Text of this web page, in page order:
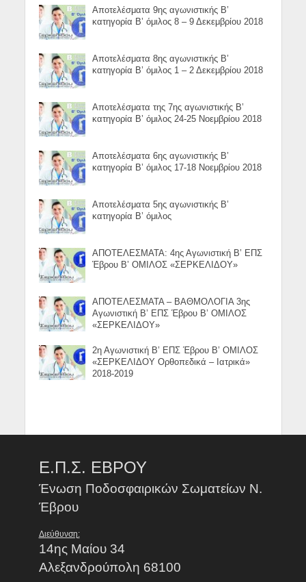
Αποτελέσματα 9ης αγωνιστικής Β’
κατηγορία Β’ όμιλος 8 – 9 Δεκεμβρίου 2018
Αποτελέσματα 8ης αγωνιστικής Β’
κατηγορία Β’ όμιλος 1 – 2 Δεκεμβρίου 2018
Αποτελέσματα της 7ης αγωνιστικής Β’
κατηγορία Β’ όμιλος 24-25 Νοεμβρίου 2018
Αποτελέσματα 6ης αγωνιστικής Β’
κατηγορία Β’ όμιλος 17-18 Νοεμβρίου 2018
Αποτελέσματα 5ης αγωνιστικής Β’
κατηγορία Β’ όμιλος
ΑΠΟΤΕΛΕΣΜΑΤΑ: 4ης Αγωνιστική Β’ ΕΠΣ
Έβρου Β’ ΟΜΙΛΟΣ «ΣΕΡΚΕΛΙΔΟΥ»
ΑΠΟΤΕΛΕΣΜΑΤΑ – ΒΑΘΜΟΛΟΓΙΑ 3ης
Αγωνιστική Β’ ΕΠΣ Έβρου Β’ ΟΜΙΛΟΣ
«ΣΕΡΚΕΛΙΔΟΥ»
2η Αγωνιστική Β’ ΕΠΣ Έβρου Β’ ΟΜΙΛΟΣ
«ΣΕΡΚΕΛΙΔΟΥ Ορθοπεδικά – Ιατρικά»
2018-2019
Ε.Π.Σ. ΕΒΡΟΥ
Ένωση Ποδοσφαιρικών Σωματείων Ν.
Έβρου
Διεύθυνση:
14ης Μαίου 34
Αλεξανδρούπολη 68100